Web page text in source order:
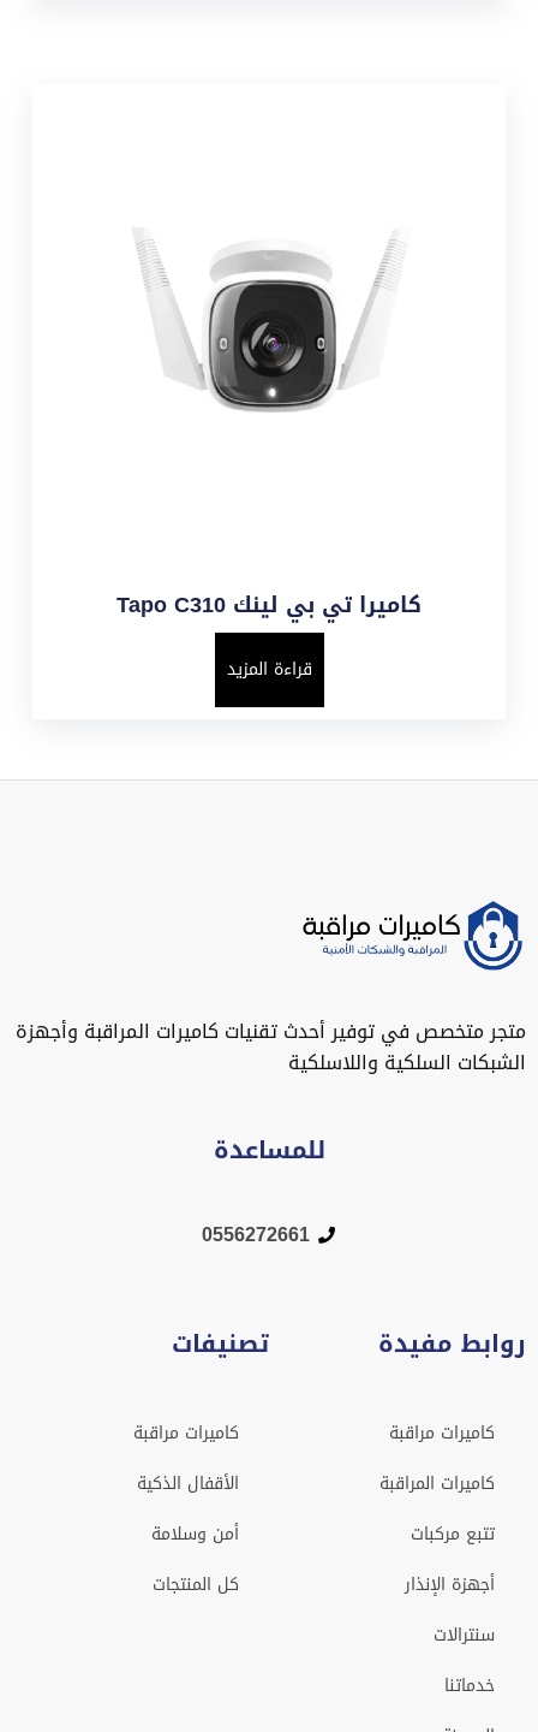
كاميرا تي بي لينك Tapo C310
قراءة المزيد
متجر متخصص في توفير أحدث تقنيات كاميرات المراقبة وأجهزة
الشبكات السلكية واللاسلكية
للمساعدة
0556272661
روابط مفيدة
كاميرات مراقبة
كاميرات المراقبة
تتبع مركبات
أجهزة الإنذار
سنترالات
خدماتنا
تصنيفات
كاميرات مراقبة
الأقفال الذكية
أمن وسلامة
كل المنتجات